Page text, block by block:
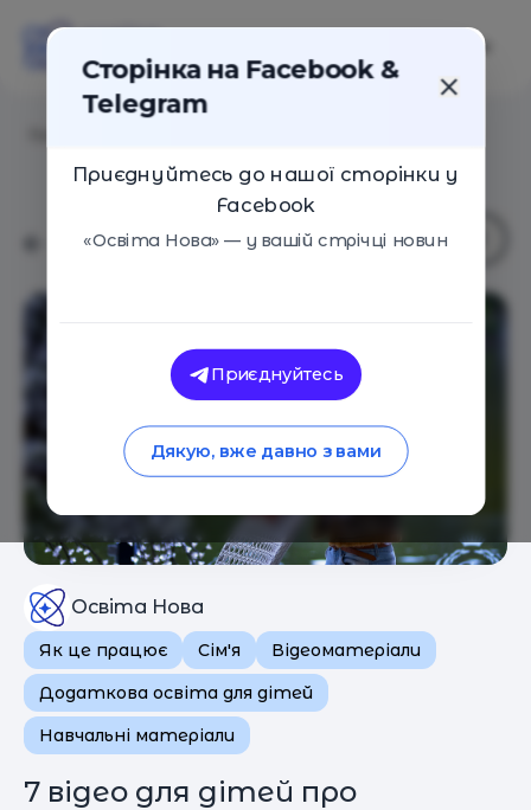
Освіта Нова
Як це працює Сім'я
Відеоматеріали
Додаткова освіта для дітей
Навчальні матеріали
7 відео для дітей про
Сторінка на Facebook &
Telegram
Приєднуйтесь до нашої сторінки у
Facebook
«Освіта Нова» — у вашій стрічці новин
Приєднуйтесь
Дякую, вже давно з вами